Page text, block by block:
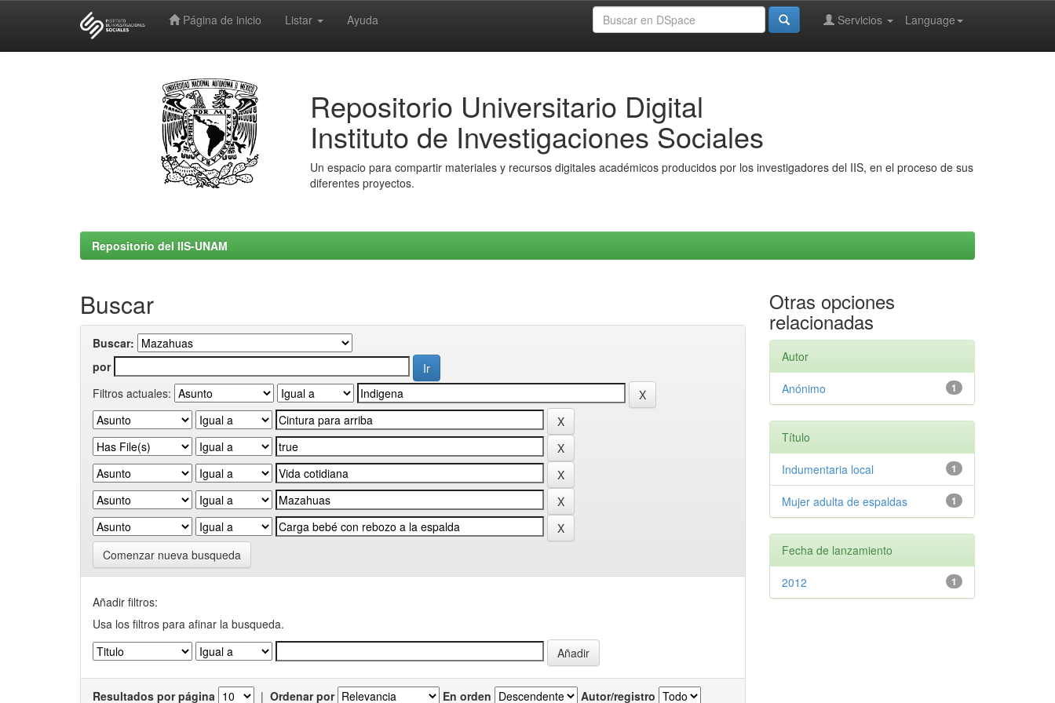
Página de inicio Listar Ayuda Language
Servicios
Repositorio Universitario Digital
Instituto de Investigaciones Sociales
Un espacio para compartir materiales y recursos digitales académicos producidos por los investigadores del IIS, en el proceso de sus
diferentes proyectos.
Repositorio del IIS-UNAM
Buscar
Buscar:
por
Filtros actuales:
Comenzar nueva busqueda
Añadir filtros:
Usa los filtros para afinar la busqueda.
Resultados por página | Ordenar por En orden Autor/registro
Otras opciones
relacionadas
Autor
1
Anónimo
Título
1
Indumentaria local
1
Mujer adulta de espaldas
Fecha de lanzamiento
1
2012